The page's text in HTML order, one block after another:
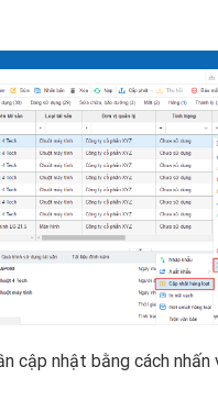
cập nhật bằng cách nhấn